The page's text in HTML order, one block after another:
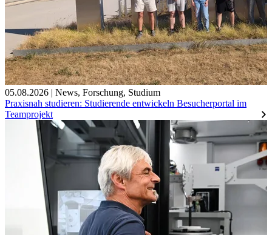
05.08.2026 | News, Forschung, Studium
Praxisnah studieren: Studierende entwickeln Besucherportal im
Teamprojekt